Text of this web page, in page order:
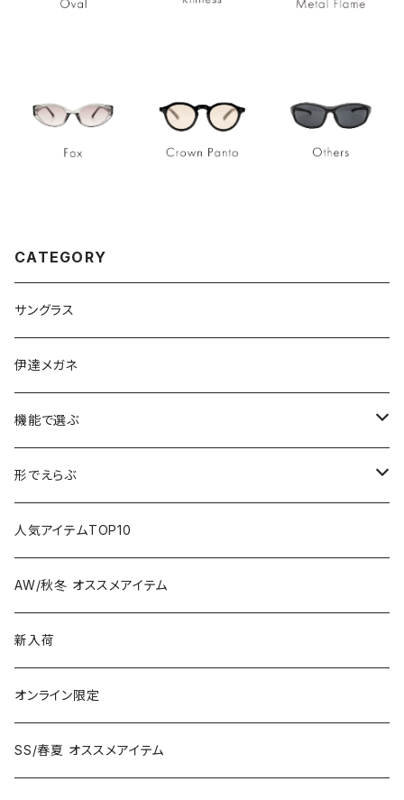
CATEGORY
サングラス
伊達メガネ
機能で選ぶ
偏光レンズ
色が変わるレンズ
形でえらぶ
Wellington
Boston
Square
Oval
Fox
人気アイテムTOP10
AW/秋冬 オススメアイテム
新入荷
オンライン限定
SS/春夏 オススメアイテム